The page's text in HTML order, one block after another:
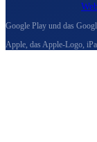
Google Play und das
Apple, das Apple-Logo,